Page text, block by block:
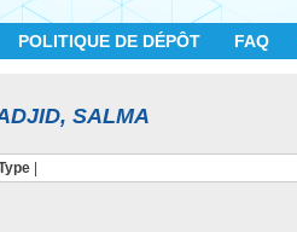
POLITIQUE DE DÉPÔT FAQ
SALMA
|